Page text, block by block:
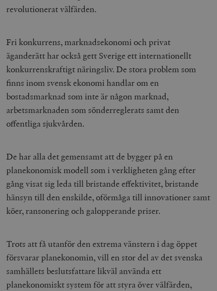
revolutionerat välfärden.
Fri konkurrens, marknadsekonomi och privat
äganderätt har också gett Sverige ett internationellt
konkurrenskraftigt näringsliv. De stora problem som
finns inom svensk ekonomi handlar om en
bostadsmarknad som inte är någon marknad,
arbetsmarknaden som sönderreglerats samt den
offentliga sjukvården.
De har alla det gemensamt att de bygger på en
planekonomisk modell som i verkligheten gång efter
gång visat sig leda till bristande effektivitet, bristande
hänsyn till den enskilde, oförmåga till innovationer samt
köer, ransonering och galopperande priser.
Trots att få utanför den extrema vänstern i dag öppet
försvarar planekonomin, vill en stor del av det svenska
samhällets beslutsfattare likväl använda ett
planekonomiskt system för att styra över välfärden,